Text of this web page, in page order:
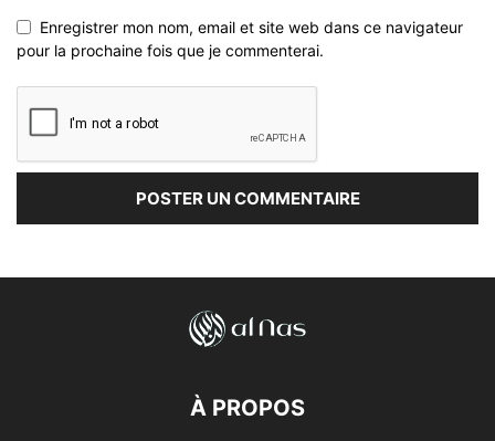
Enregistrer mon nom, email et site web dans ce navigateur
pour la prochaine fois que je commenterai.
À PROPOS